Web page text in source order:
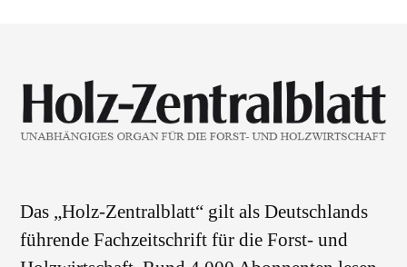
Das „Holz-Zentralblatt“ gilt als Deutschlands
führende Fachzeitschrift für die Forst- und